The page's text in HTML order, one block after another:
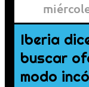
Iberia
buscar
modo